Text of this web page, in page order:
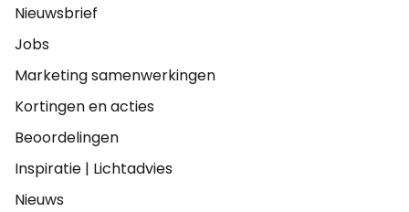
Nieuwsbrief
Jobs
Marketing samenwerkingen
Kortingen en acties
Beoordelingen
Inspiratie | Lichtadvies
Nieuws